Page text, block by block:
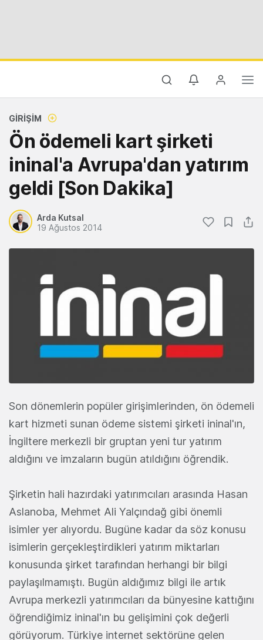
GIRIŞIM
Ön ödemeli kart şirketi
ininal'a Avrupa'dan yatırım
geldi [Son Dakika]
Arda Kutsal
19 Ağustos 2014
Son dönemlerin popüler girişimlerinden, ön ödemeli
kart hizmeti sunan ödeme sistemi şirketi ininal'ın,
İngiltere merkezli bir gruptan yeni tur yatırım
aldığını ve imzaların bugün atıldığını öğrendik.
Şirketin hali hazırdaki yatırımcıları arasında Hasan
Aslanoba, Mehmet Ali Yalçındağ gibi önemli
isimler yer alıyordu. Bugüne kadar da söz konusu
isimlerin gerçekleştirdikleri yatırım miktarları
konusunda şirket tarafından herhangi bir bilgi
paylaşılmamıştı. Bugün aldığımız bilgi ile artık
Avrupa merkezli yatırımcıları da bünyesine kattığını
öğrendiğimiz ininal'ın bu gelişimini çok değerli
görüyorum. Türkiye internet sektörüne gelen